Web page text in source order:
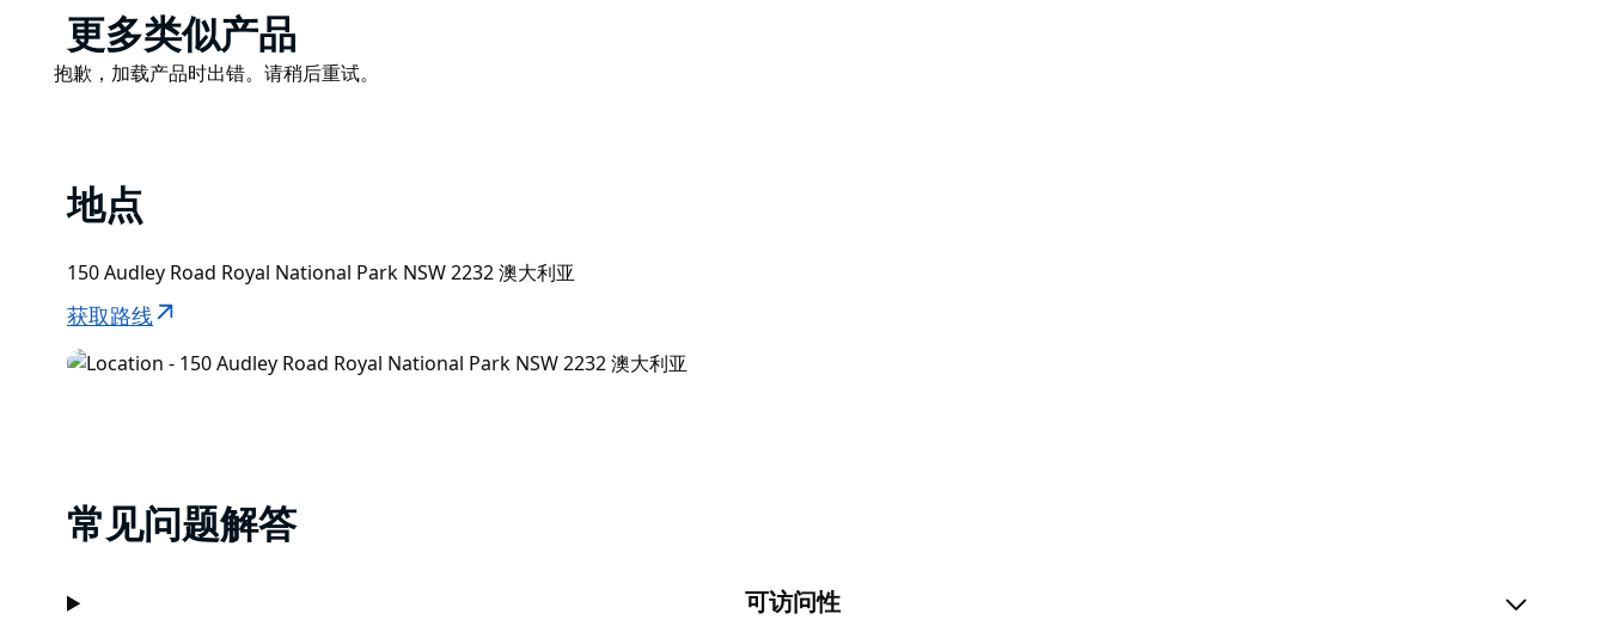
Audley Boat Shed 全年 365 天，每周 7 天，从上午 9 点到下午 5 点开放，供船只、皮划艇、独木舟、水
上自行车和山地自行车出租。
Product
List
更多类似产品
Product
抱歉，加载产品时出错。请稍后重试。
地点
150 Audley Road Royal National Park NSW 2232 澳大利亚
获取路线
常见问题解答
可访问性